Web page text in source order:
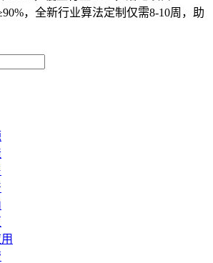
，全新行业算法定制仅需8-10周，助